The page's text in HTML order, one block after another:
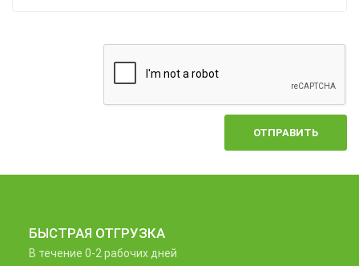
ОТПРАВИТЬ
БЫСТРАЯ ОТГРУЗКА
В течение 0-2 рабочих дней